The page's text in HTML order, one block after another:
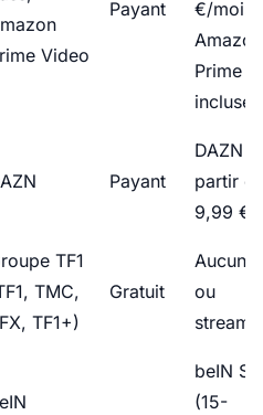
Video
Payant
€/
Amazon
Prime
incluse)
Payant
DAZN
partir
9,99 €/
TF1
TMC,
TF1+)
Gratuit
Aucun
ou
beIN
(15-